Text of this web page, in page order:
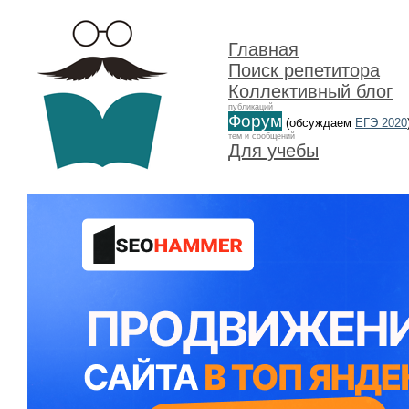
Главная
Поиск репетитора
Коллективный блог
публикаций
Форум (обсуждаем ЕГЭ 2020
тем и сообщений
Для учебы